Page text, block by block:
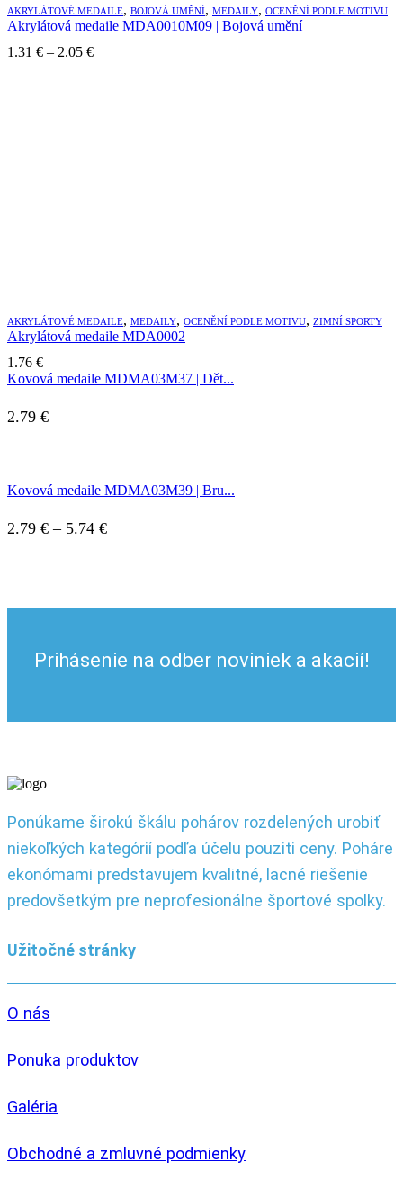
AKRYLÁTOVÉ MEDAILE, BOJOVÁ UMĚNÍ, MEDAILY, OCENĚNÍ PODLE MOTIVU
Akrylátová medaile MDA0010M09 | Bojová umění
1.31 € – 2.05 €Price
AKRYLÁTOVÉ MEDAILE, MEDAILY, OCENĚNÍ PODLE MOTIVU, ZIMNÍ SPORTY
Akrylátová medaile MDA0002
1.76 €
Kovová medaile MDMA03M37 | Dět...
2.79 €
Kovová medaile MDMA03M39 | Bru...
2.79 € – 5.74 €Price
through
Prihásenie na odber noviniek a akacií!
Ponúkame širokú škálu pohárov rozdelených urobiť
niekoľkých kategórií podľa účelu pouziti ceny. Poháre
ekonómami predstavujem kvalitné, lacné riešenie
predovšetkým pre neprofesionálne športové spolky.
Užitočné stránky
O nás
Ponuka produktov
Galéria
Obchodné a zmluvné podmienky